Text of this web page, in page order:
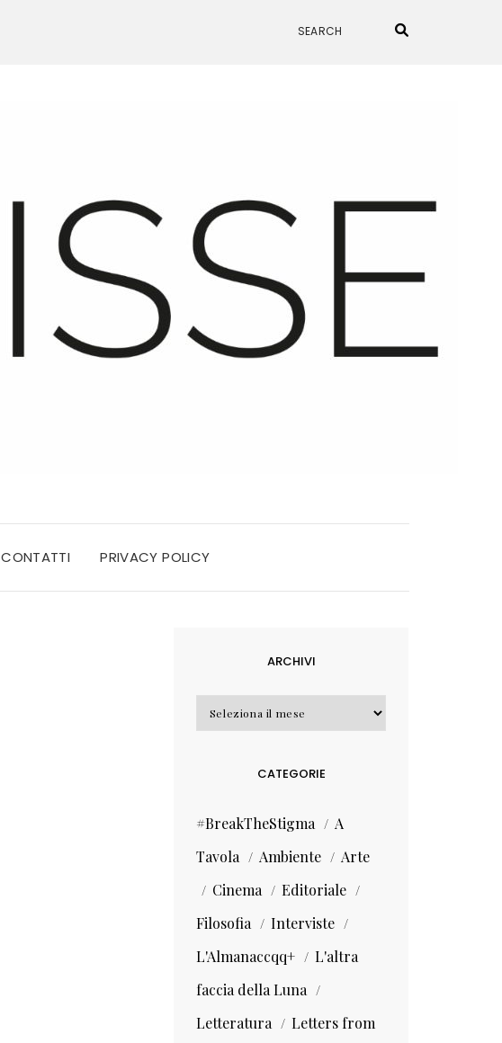
CONTATTI PRIVACY POLICY
ARCHIVI
Archivi
CATEGORIE
#BreakTheStigma
A
Tavola
Ambiente
Arte
Cinema
Editoriale
Filosofia
Interviste
L'Almanaccqq+
L'altra
faccia della Luna
Letteratura
Letters from